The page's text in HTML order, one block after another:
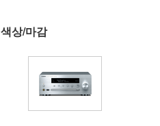
색상/마감